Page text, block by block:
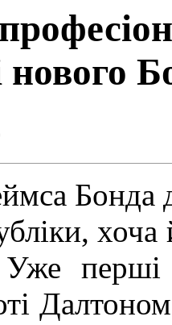
нового
Бонда
хоча
перші